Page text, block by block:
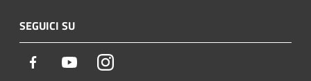
SEGUICI SU
Facebook YoutubeInstagram